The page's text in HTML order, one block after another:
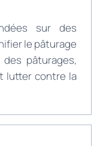
sur des
le pâturage
pâturages,
lutter contre la